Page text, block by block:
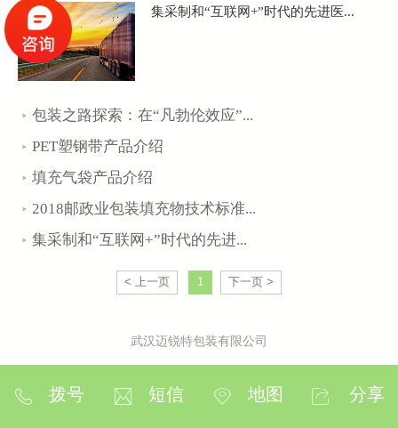
集采制和“互联网+”时代的先进医...
包装之路探索：在“凡勃伦效应”...
PET塑钢带产品介绍
填充气袋产品介绍
2018邮政业包装填充物技术标准...
集采制和“互联网+”时代的先进...
< 上一页 1 下一页 >
武汉迈锐特包装有限公司
拨号 短信 地图 分享